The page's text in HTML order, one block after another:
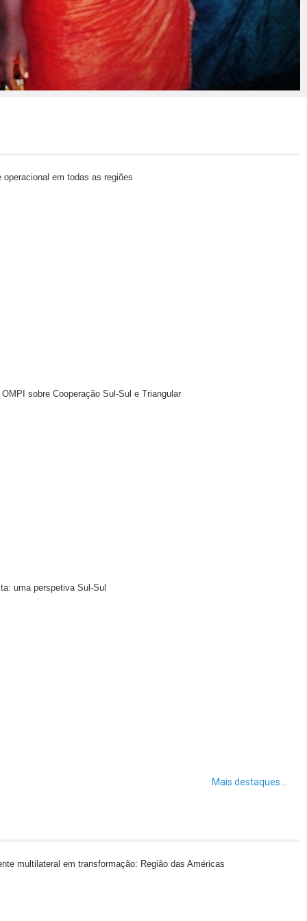
em todas as regiões
sobre Cooperação Sul-Sul e Triangular
uma perspetiva Sul-Sul
Mais destaques...
multilateral em transformação: Região das Américas